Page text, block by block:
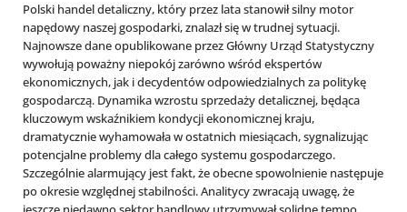
Polski handel detaliczny, który przez lata stanowił silny motor
napędowy naszej gospodarki, znalazł się w trudnej sytuacji.
Najnowsze dane opublikowane przez Główny Urząd Statystyczny
wywołują poważny niepokój zarówno wśród ekspertów
ekonomicznych, jak i decydentów odpowiedzialnych za politykę
gospodarczą. Dynamika wzrostu sprzedaży detalicznej, będąca
kluczowym wskaźnikiem kondycji ekonomicznej kraju,
dramatycznie wyhamowała w ostatnich miesiącach, sygnalizując
potencjalne problemy dla całego systemu gospodarczego.
Szczególnie alarmujący jest fakt, że obecne spowolnienie następuje
po okresie względnej stabilności. Analitycy zwracają uwagę, że